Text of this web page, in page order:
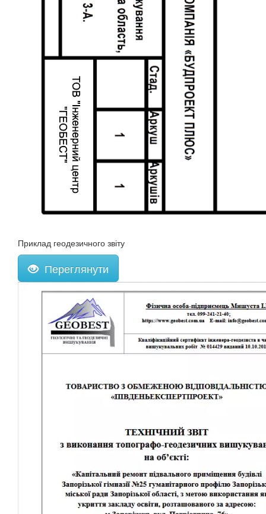
Приклад геодезичного звіту
Переглянути